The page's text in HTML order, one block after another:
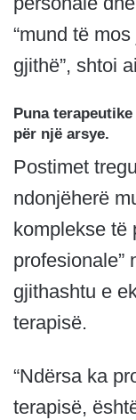
“mund të
gjithë”, shtoi
Puna
për një arsye.
Postimet
ndonjëherë
komplekse të
profesionale”
gjithashtu e
terapisë.
“Ndërsa ka
terapisë,